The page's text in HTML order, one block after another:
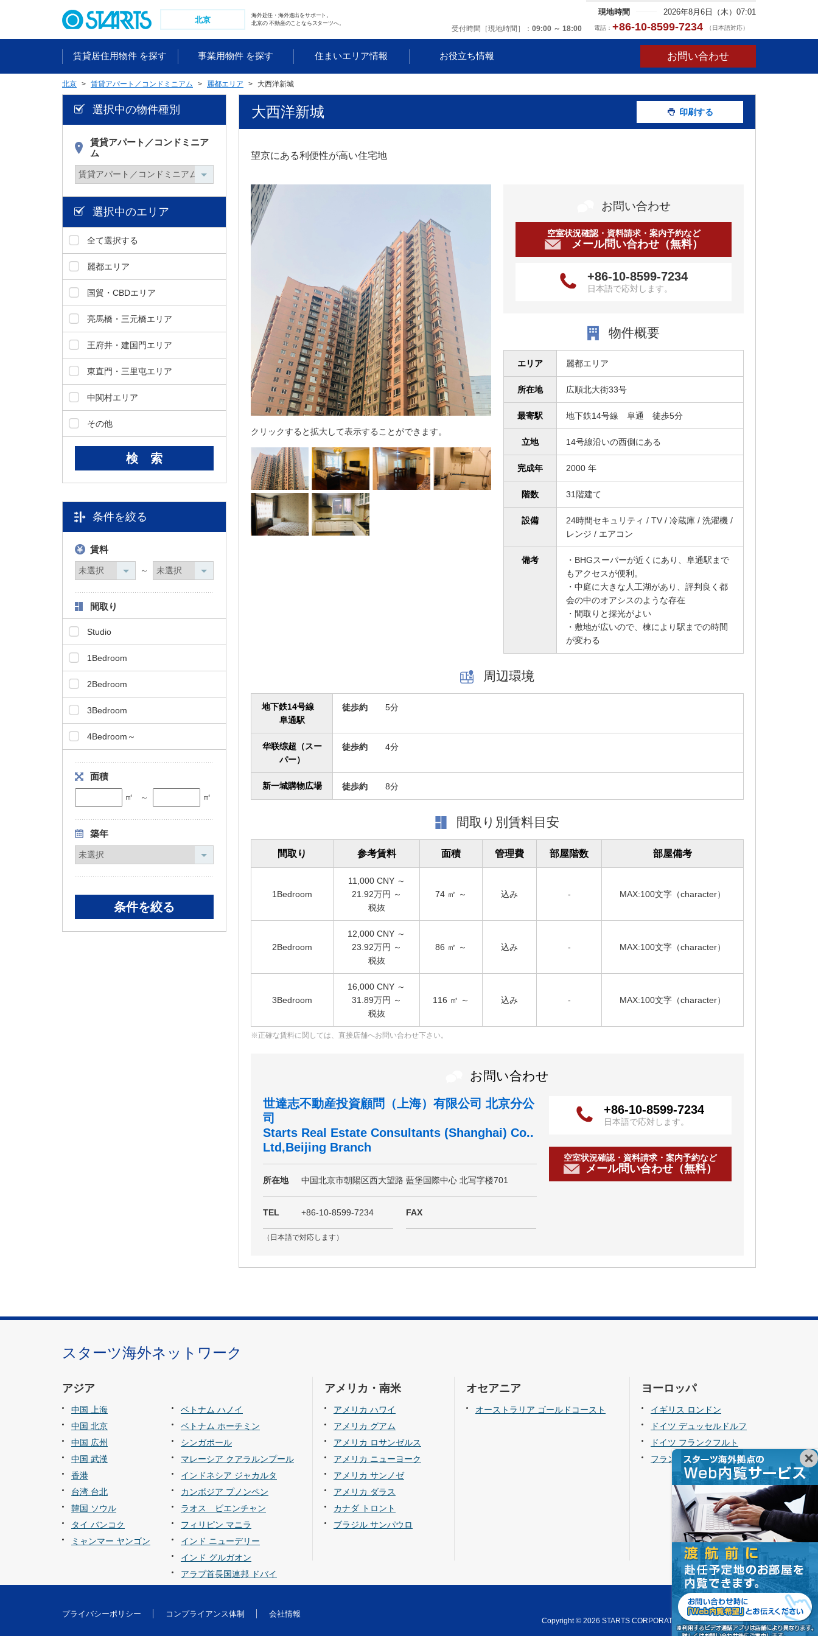
移
北京
海外赴任・海外進出をサポート。
北京の 不動産のことならスターツへ。
現地時間 2026年8月6日（木）07:01
受付時間［現地時間］ 09:00 ～ 18:00 電話： +86-10-8599-7234 （日本語対応）
賃貸居住用物件 を探す 事業用物件 を探す 住まいエリア情報 お役立ち情報 お問い合わせ
北京 賃貸アパート／コンドミニアム 麗都エリア 大西洋新城
選択中の物件種別
賃貸アパート／コンドミニア
ム
選択中のエリア
全て選択する
麗都エリア
国貿・CBDエリア
亮馬橋・三元橋エリア
王府井・建国門エリア
東直門・三里屯エリア
中関村エリア
その他
条件を絞る
賃料
～
間取り
Studio
1Bedroom
2Bedroom
3Bedroom
4Bedroom～
面積
㎡ ～ ㎡
築年
大西洋新城 印刷する
望京にある利便性が高い住宅地
クリックすると拡大して表示することができます。
お問い合わせ
空室状況確認・資料請求・案内予約など
メール問い合わせ（無料）
+86-10-8599-7234
日本語で応対します。
物件概要
エリア 麗都エリア
所在地 広順北大街33号
最寄駅 地下鉄14号線 阜通 徒歩5分
立地 14号線沿いの西側にある
完成年 2000 年
階数 31階建て
設備
24時間セキュリティ / TV / 冷蔵庫 / 洗濯機 /
レンジ / エアコン
備考
・BHGスーパーが近くにあり、阜通駅まで
もアクセスが便利。
・中庭に大きな人工湖があり、評判良く都
会の中のオアシスのような存在
・間取りと採光がよい
・敷地が広いので、棟により駅までの時間
が変わる
周辺環境
地下鉄14号線
阜通駅
徒歩約 5分
华联综超（スー
パー）
徒歩約 4分
新一城購物広場 徒歩約 8分
間取り別賃料目安
間取り 参考賃料 面積 管理費 部屋階数 部屋備考
1Bedroom
11,000 CNY ～
21.92万円 ～
税抜
74 ㎡ ～ 込み - MAX:100文字（character）
2Bedroom
12,000 CNY ～
23.92万円 ～
税抜
86 ㎡ ～ 込み - MAX:100文字（character）
3Bedroom
16,000 CNY ～
31.89万円 ～
税抜
116 ㎡ ～ 込み - MAX:100文字（character）
正確な賃料に関しては、直接店舗へお問い合わせ下さい。
お問い合わせ
世達志不動産投資顧問（上海）有限公司 北京分公
司
Starts Real Estate Consultants (Shanghai) Co..
Ltd,Beijing Branch
所在地 中国北京市朝陽区西大望路 藍堡国際中心 北写字楼701
TEL +86-10-8599-7234
（日本語で対応します）
FAX
+86-10-8599-7234
日本語で応対します。
空室状況確認・資料請求・案内予約など
メール問い合わせ（無料）
スターツ海外ネットワーク
アジア
中国 上海
中国 北京
中国 広州
中国 武漢
香港
台湾 台北
韓国 ソウル
タイ バンコク
ミャンマー ヤンゴン
ベトナム ハノイ
ベトナム ホーチミン
シンガポール
マレーシア クアラルンプール
インドネシア ジャカルタ
カンボジア プノンペン
ラオス ビエンチャン
フィリピン マニラ
インド ニューデリー
インド グルガオン
アラブ首長国連邦 ドバイ
アメリカ・南米
アメリカ ハワイ
アメリカ グアム
アメリカ ロサンゼルス
アメリカ ニューヨーク
アメリカ サンノゼ
アメリカ ダラス
カナダ トロント
ブラジル サンパウロ
オセアニア
オーストラリア ゴールドコースト
ヨーロッパ
イギリス ロンドン
ドイツ デュッセルドルフ
ドイツ フランクフルト
フランス パリ
プライバシーポリシー コンプライアンス体制 会社情報
Copyright © 2026 STARTS CORPORATION. All Rights Reserved.